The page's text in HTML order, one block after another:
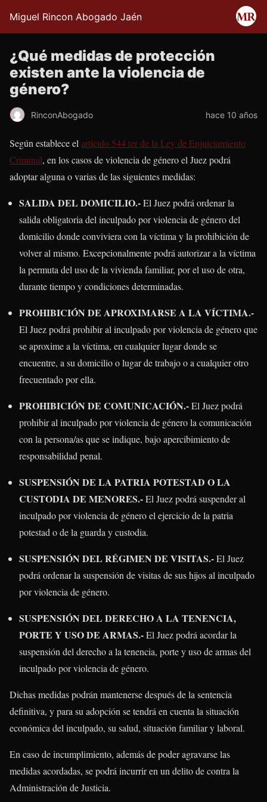
Miguel Rincon Abogado Jaén
¿Qué medidas de protección
existen ante la violencia de
género?
RinconAbogado hace 10 años
Según establece el artículo 544 ter de la Ley de Enjuiciamiento
Criminal, en los casos de violencia de género el Juez podrá
adoptar alguna o varias de las siguientes medidas:
SALIDA DEL DOMICILIO.-El Juez podrá ordenar la
salida obligatoria del inculpado por violencia de género del
domicilio donde conviviera con la víctima y la prohibición de
volver al mismo. Excepcionalmente podrá autorizar a la víctima
la permuta del uso de la vivienda familiar, por el uso de otra,
durante tiempo y condiciones determinadas.
PROHIBICIÓN DE APROXIMARSE A LA VÍCTIMA.-
El Juez podrá prohibir al inculpado por violencia de género que
se aproxime a la víctima, en cualquier lugar donde se
encuentre, a su domicilio o lugar de trabajo o a cualquier otro
frecuentado por ella.
PROHIBICIÓN DE COMUNICACIÓN.-El Juez podrá
prohibir al inculpado por violencia de género la comunicación
con la persona/as que se indique, bajo apercibimiento de
responsabilidad penal.
SUSPENSIÓN DE LA PATRIA POTESTAD O LA
CUSTODIA DE MENORES.-El Juez podrá suspender al
inculpado por violencia de género el ejercicio de la patria
potestad o de la guarda y custodia.
SUSPENSIÓN DEL RÉGIMEN DE VISITAS.-El Juez
podrá ordenar la suspensión de visitas de sus hijos al inculpado
por violencia de género.
SUSPENSIÓN DEL DERECHO A LA TENENCIA,
PORTE Y USO DE ARMAS.-El Juez podrá acordar la
suspensión del derecho a la tenencia, porte y uso de armas del
inculpado por violencia de género.
Dichas medidas podrán mantenerse después de la sentencia
definitiva, y para su adopción se tendrá en cuenta la situación
económica del inculpado, su salud, situación familiar y laboral.
En caso de incumplimiento, además de poder agravarse las
medidas acordadas, se podrá incurrir en un delito de contra la
Administración de Justicia.